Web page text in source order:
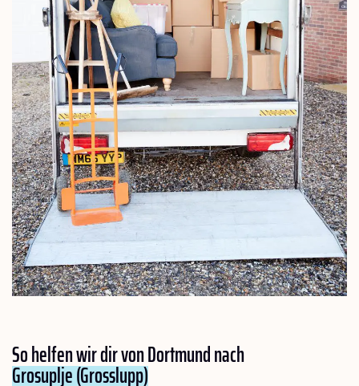
So helfen wir dir von Dortmund nach
Grosuplje (Grosslupp)